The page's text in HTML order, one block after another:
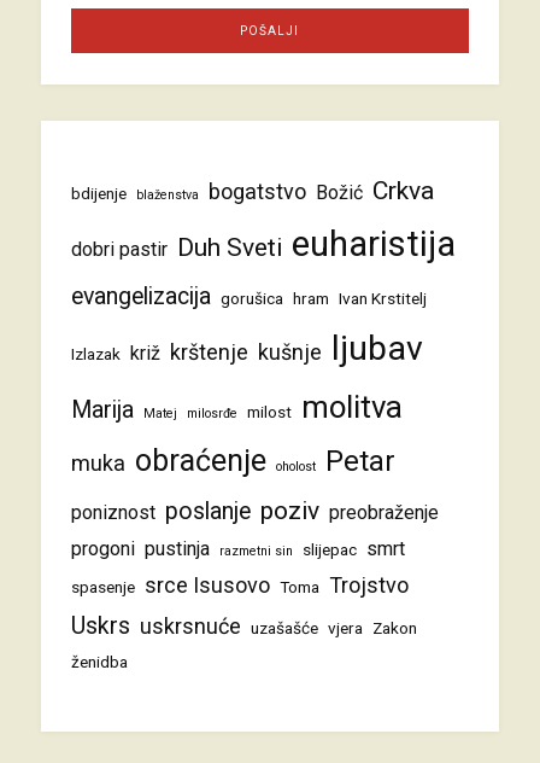
bdijenje blaženstva bogatstvo Božić Crkva
dobri pastir Duh Sveti euharistija
evangelizacija gorušica hram Ivan Krstitelj
Izlazak križ krštenje kušnje ljubav
Marija Matej milosrđe milost molitva
muka obraćenje oholost Petar
poniznost poslanje poziv preobraženje
progoni pustinja razmetni sin slijepac smrt
spasenje srce Isusovo Toma Trojstvo
Uskrs uskrsnuće uzašašće vjera
Zakon
ženidba